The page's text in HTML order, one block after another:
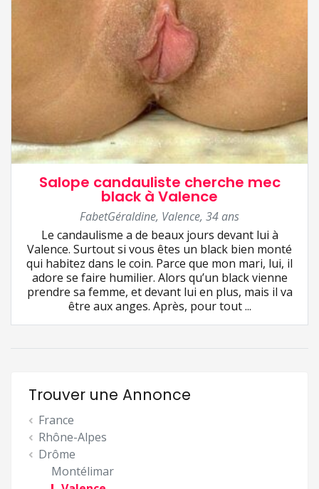
Salope candauliste cherche mec
black à Valence
FabetGéraldine, Valence, 34 ans
Le candaulisme a de beaux jours devant lui à
Valence. Surtout si vous êtes un black bien monté
qui habitez dans le coin. Parce que mon mari, lui, il
adore se faire humilier. Alors qu’un black vienne
prendre sa femme, et devant lui en plus, mais il va
être aux anges. Après, pour tout ...
Trouver une Annonce
France
Rhône-Alpes
Drôme
Montélimar